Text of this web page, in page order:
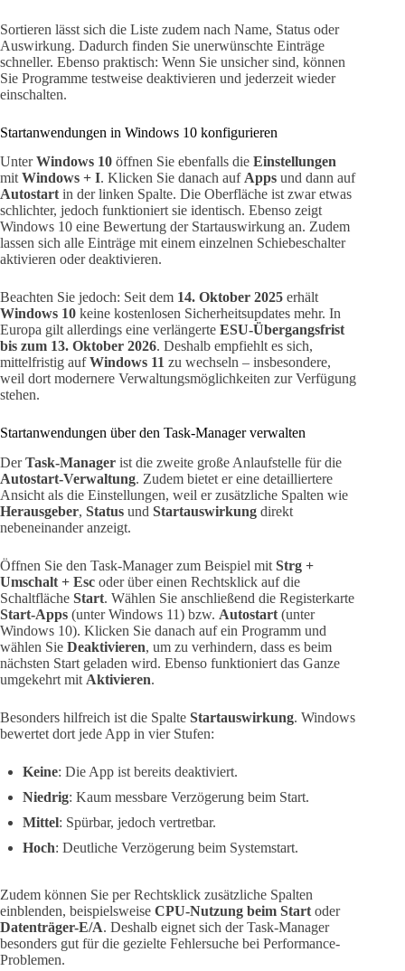
Sortieren lässt sich die Liste zudem nach Name, Status oder
Auswirkung. Dadurch finden Sie unerwünschte Einträge
schneller. Ebenso praktisch: Wenn Sie unsicher sind, können
Sie Programme testweise deaktivieren und jederzeit wieder
einschalten.
Startanwendungen in Windows 10 konfigurieren
UnterWindows 10 öffnen Sie ebenfalls die Einstellungen
mit Windows + I. Klicken Sie danach auf Apps und dann auf
Autostart in der linken Spalte. Die Oberfläche ist zwar etwas
schlichter, jedoch funktioniert sie identisch. Ebenso zeigt
Windows 10 eine Bewertung der Startauswirkung an. Zudem
lassen sich alle Einträge mit einem einzelnen Schiebeschalter
aktivieren oder deaktivieren.
Beachten Sie jedoch: Seit dem 14. Oktober 2025 erhält
Windows 10 keine kostenlosen Sicherheitsupdates mehr. In
Europa gilt allerdings eine verlängerte ESU-Übergangsfrist
bis zum 13. Oktober 2026. Deshalb empfiehlt es sich,
mittelfristig aufWindows 11 zu wechseln – insbesondere,
weil dort modernere Verwaltungsmöglichkeiten zur Verfügung
stehen.
Startanwendungen über den Task-Manager verwalten
DerTask-Manager ist die zweite große Anlaufstelle für die
Autostart-Verwaltung. Zudem bietet er eine detailliertere
Ansicht als die Einstellungen, weil er zusätzliche Spalten wie
Herausgeber, Status und Startauswirkung direkt
nebeneinander anzeigt.
Öffnen Sie den Task-Manager zum Beispiel mit Strg +
Umschalt + Esc oder über einen Rechtsklick auf die
Schaltfläche Start. Wählen Sie anschließend die Registerkarte
Start-Apps (unter Windows 11) bzw. Autostart (unter
Windows 10). Klicken Sie danach auf ein Programm und
wählen Sie Deaktivieren, um zu verhindern, dass es beim
nächsten Start geladen wird. Ebenso funktioniert das Ganze
umgekehrt mit Aktivieren.
Besonders hilfreich ist die Spalte Startauswirkung. Windows
bewertet dort jede App in vier Stufen:
Keine: Die App ist bereits deaktiviert.
Niedrig: Kaum messbare Verzögerung beim Start.
Mittel: Spürbar, jedoch vertretbar.
Hoch: Deutliche Verzögerung beim Systemstart.
Zudem können Sie per Rechtsklick zusätzliche Spalten
einblenden, beispielsweise CPU-Nutzung beim Start oder
Datenträger-E/A. Deshalb eignet sich der Task-Manager
besonders gut für die gezielte Fehlersuche bei Performance-
Problemen.